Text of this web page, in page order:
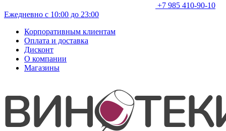
+7 985 410-90-10
Ежедневно с 10:00 до 23:00
Корпоративным клиентам
Оплата и доставка
Дисконт
О компании
Магазины